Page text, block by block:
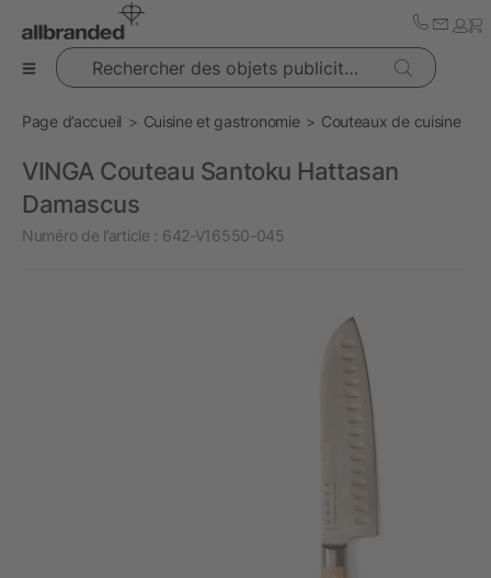
Rechercher des objets publicitaires
Page d’accueil Cuisine et gastronomie Couteaux de cuisine
VINGA Couteau Santoku Hattasan
Damascus
Numéro de l’article : 642-V16550-045